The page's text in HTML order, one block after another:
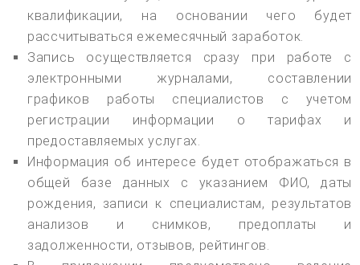
квалификации, на основании чего будет
рассчитываться ежемесячный заработок.
Запись осуществляется сразу при работе с
электронными журналами, составлении
графиков работы специалистов с учетом
регистрации информации о тарифах и
предоставляемых услугах.
Информация об интересе будет отображаться в
общей базе данных с указанием ФИО, даты
рождения, записи к специалистам, результатов
анализов и снимков, предоплаты и
задолженности, отзывов, рейтингов.